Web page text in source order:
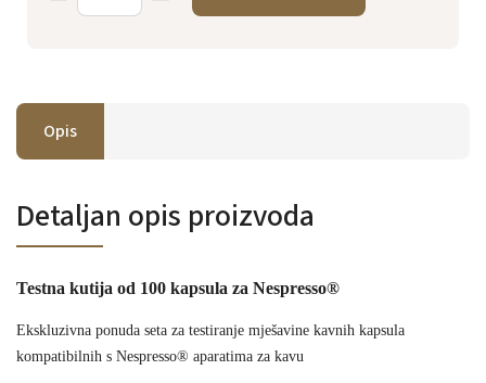
Opis
Detaljan opis proizvoda
Testna kutija od 100 kapsula za Nespresso®
Ekskluzivna ponuda seta za testiranje mješavine kavnih kapsula
kompatibilnih s Nespresso® aparatima za kavu